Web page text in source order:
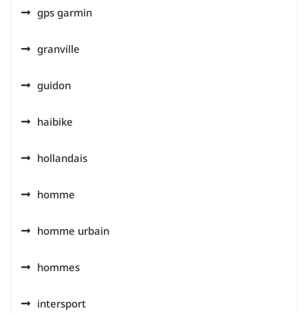
gps garmin
granville
guidon
haibike
hollandais
homme
homme urbain
hommes
intersport